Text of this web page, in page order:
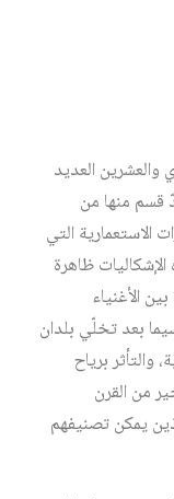
والعشرين العديد
قسم منها من
الاستعمارية التي
ظاهرة
الأغنياء
بعد تخلّي بلدان
والتأثر برياح
من القرن
يمكن تصنيفهم